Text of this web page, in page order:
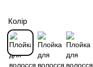
Колір